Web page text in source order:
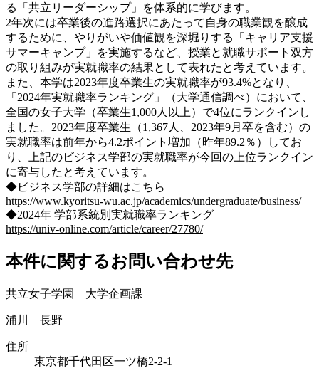
る「共立リーダーシップ」を体系的に学びます。
2年次には卒業後の進路選択にあたって自身の職業観を醸成
するために、やりがいや価値観を深堀りする「キャリア支援
サマーキャンプ」を実施するなど、授業と就職サポート双方
の取り組みが実就職率の結果として表れたと考えています。
また、本学は2023年度卒業生の実就職率が93.4%となり、
「2024年実就職率ランキング」（大学通信調べ）において、
全国の女子大学（卒業生1,000人以上）で4位にランクインし
ました。2023年度卒業生（1,367人、2023年9月卒を含む）の
実就職率は前年から4.2ポイント増加（昨年89.2％）してお
り、上記のビジネス学部の実就職率が今回の上位ランクイン
に寄与したと考えています。
◆ビジネス学部の詳細はこちら
https://www.kyoritsu-wu.ac.jp/academics/undergraduate/business/
◆2024年 学部系統別実就職率ランキング
https://univ-online.com/article/career/27780/
本件に関するお問い合わせ先
共立女子学園 大学企画課
浦川 長野
住所
東京都千代田区一ツ橋2-2-1